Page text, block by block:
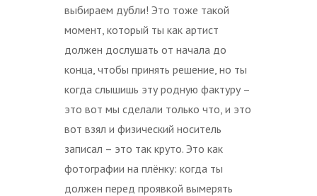
выбираем дубли! Это тоже такой
момент, который ты как артист
должен дослушать от начала до
конца, чтобы принять решение, но ты
когда слышишь эту родную фактуру –
это вот мы сделали только что, и это
вот взял и физический носитель
записал – это так круто. Это как
фотографии на плёнку: когда ты
должен перед проявкой вымерять